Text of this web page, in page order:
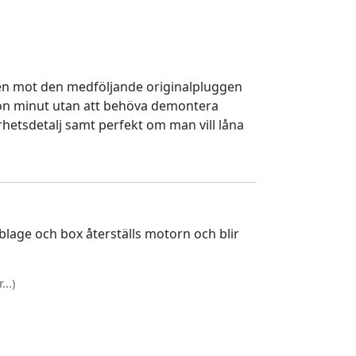
mot den medföljande originalpluggen
minut utan att behöva demontera
samt perfekt om man vill låna
och box återställs motorn och blir